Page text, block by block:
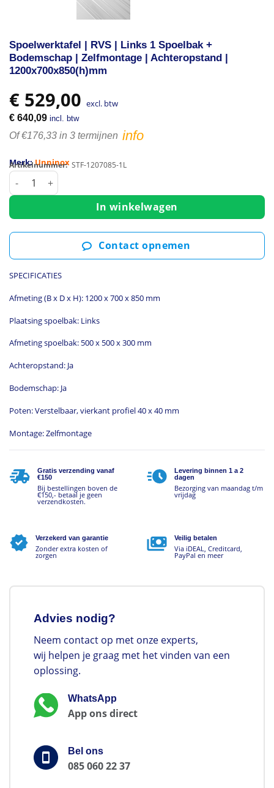
Spoelwerktafel | RVS | Links 1 Spoelbak +
Bodemschap | Zelfmontage | Achteropstand |
1200x700x850(h)mm
€ 529,00 excl. btw
€ 640,09 incl. btw
Of €176,33 in 3 termijnen info
Merk: Unninox
Artikelnummer: STF-1207085-1L
Spoelwerktafel | RVS | Links 1 Spoelbak + Bodemschap |
In winkelwagen
Contact opnemen
SPECIFICATIES
Afmeting (B x D x H): 1200 x 700 x 850 mm
Plaatsing spoelbak: Links
Afmeting spoelbak: 500 x 500 x 300 mm
Achteropstand: Ja
Bodemschap: Ja
Poten: Verstelbaar, vierkant profiel 40 x 40 mm
Montage: Zelfmontage
Gratis verzending vanaf
€150
Bij bestellingen boven de
€150,- betaal je geen
verzendkosten.
Levering binnen 1 a 2
dagen
Bezorging van maandag t/m
vrijdag
Verzekerd van garantie
Zonder extra kosten of
zorgen
Veilig betalen
Via iDEAL, Creditcard,
PayPal en meer
Advies nodig?
Neem contact op met onze experts,
wij helpen je graag met het vinden van een
oplossing.
WhatsApp
App ons direct
Bel ons
085 060 22 37